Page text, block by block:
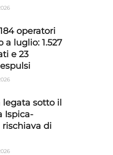
operatori
a luglio: 1.527
e 23
legata sotto il
Ispica-
rischiava di